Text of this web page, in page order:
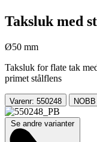
Taksluk med
Ø50 mm
Taksluk for flate tak
primet stålflens
Varenr: 550248
Se andre varianter